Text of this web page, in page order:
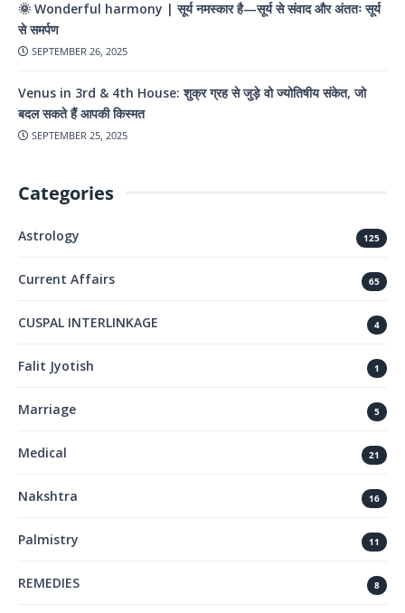
🌞 Wonderful harmony | सूर्य नमस्कार है—सूर्य से संवाद और अंततः सूर्य
से समर्पण
SEPTEMBER 26, 2025
Venus in 3rd & 4th House: शुक्र ग्रह से जुड़े वो ज्योतिषीय संकेत, जो
बदल सकते हैं आपकी किस्मत
SEPTEMBER 25, 2025
Categories
Astrology 125
Current Affairs 65
CUSPAL INTERLINKAGE 4
Falit Jyotish 1
Marriage 5
Medical 21
Nakshtra 16
Palmistry 11
REMEDIES 8